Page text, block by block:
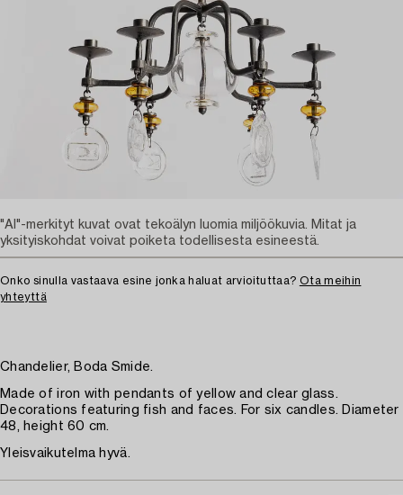
Onko sinulla vastaava esine jonka haluat arvioituttaa? Ota meihin
yhteyttä
Chandelier, Boda Smide.
Made of iron with pendants of yellow and clear glass.
Decorations featuring fish and faces. For six candles. Diameter
48, height 60 cm.
Yleisvaikutelma hyvä.
"AI"-merkityt kuvat ovat tekoälyn luomia miljöökuvia. Mitat ja
yksityiskohdat voivat poiketa todellisesta esineestä.